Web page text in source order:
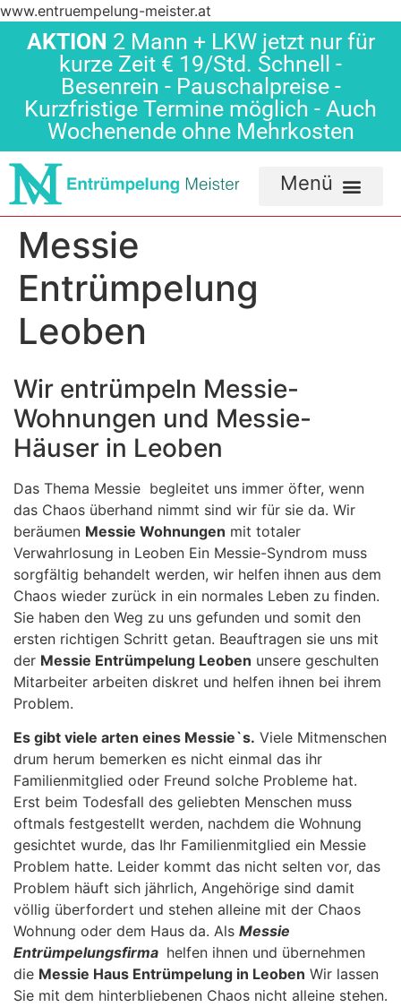
www.entruempelung-meister.at
AKTION 2 Mann + LKW jetzt nur für
kurze Zeit € 19/Std. Schnell -
Besenrein - Pauschalpreise -
Kurzfristige Termine möglich - Auch
Wochenende ohne Mehrkosten
Messie
Entrümpelung
Leoben
Wir entrümpeln Messie-
Wohnungen und Messie-
Häuser in Leoben
Das Thema Messie begleitet uns immer öfter, wenn
das Chaos überhand nimmt sind wir für sie da. Wir
beräumen Messie Wohnungen mit totaler
Verwahrlosung in Leoben Ein Messie-Syndrom muss
sorgfältig behandelt werden, wir helfen ihnen aus dem
Chaos wieder zurück in ein normales Leben zu finden.
Sie haben den Weg zu uns gefunden und somit den
ersten richtigen Schritt getan. Beauftragen sie uns mit
der Messie Entrümpelung Leoben unsere geschulten
Mitarbeiter arbeiten diskret und helfen ihnen bei ihrem
Problem.
Es gibt viele arten eines Messie`s. Viele Mitmenschen
drum herum bemerken es nicht einmal das ihr
Familienmitglied oder Freund solche Probleme hat.
Erst beim Todesfall des geliebten Menschen muss
oftmals festgestellt werden, nachdem die Wohnung
gesichtet wurde, das Ihr Familienmitglied ein Messie
Problem hatte. Leider kommt das nicht selten vor, das
Problem häuft sich jährlich, Angehörige sind damit
völlig überfordert und stehen alleine mit der Chaos
Wohnung oder dem Haus da. Als Messie
Entrümpelungsfirma helfen ihnen und übernehmen
die Messie Haus Entrümpelung in Leoben Wir lassen
Sie mit dem hinterbliebenen Chaos nicht alleine stehen.